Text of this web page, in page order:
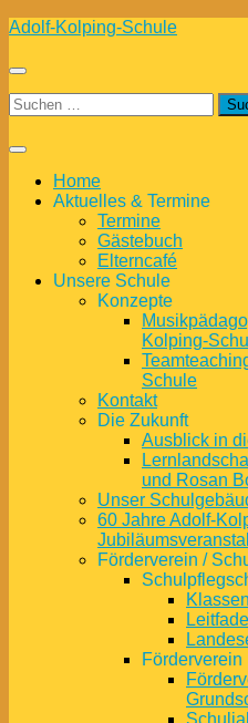
Zum
springen
Adolf-Kolping-Schule
Suchen
nach:
Home
Aktuelles & Termine
Termine
Gästebuch
Elterncafé
Unsere Schule
Konzepte
Kolping-
Schule
Kontakt
Die Zukunft
Ausblick in
und Rosan
Unser
60 Jahre Adolf-
Förderverein /
Förderverein